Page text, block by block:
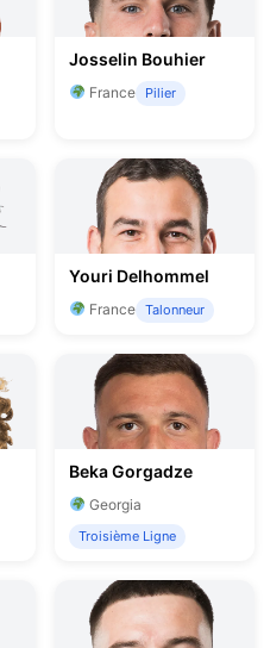
Josselin Bouhier
France Pilier
Youri Delhommel
France Talonneur
Beka Gorgadze
Georgia
Troisième Ligne